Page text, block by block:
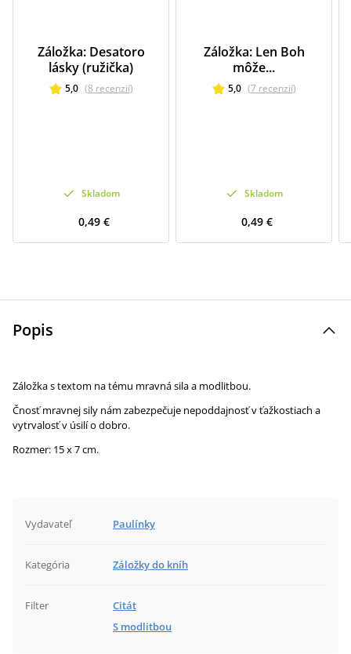
Záložka: Desatoro
lásky (ružička)
5,0 (8 recenzií)
Skladom
0,49 €
Záložka: Len Boh
môže...
5,0 (7 recenzií)
Skladom
0,49 €
Popis
Záložka s textom na tému mravná sila a modlitbou.
Čnosť mravnej sily nám zabezpečuje nepoddajnosť v ťažkostiach a
vytrvalosť v úsilí o dobro.
Rozmer: 15 x 7 cm.
Vydavateľ Paulínky
Kategória Záložky do kníh
Filter
Citát
S modlitbou